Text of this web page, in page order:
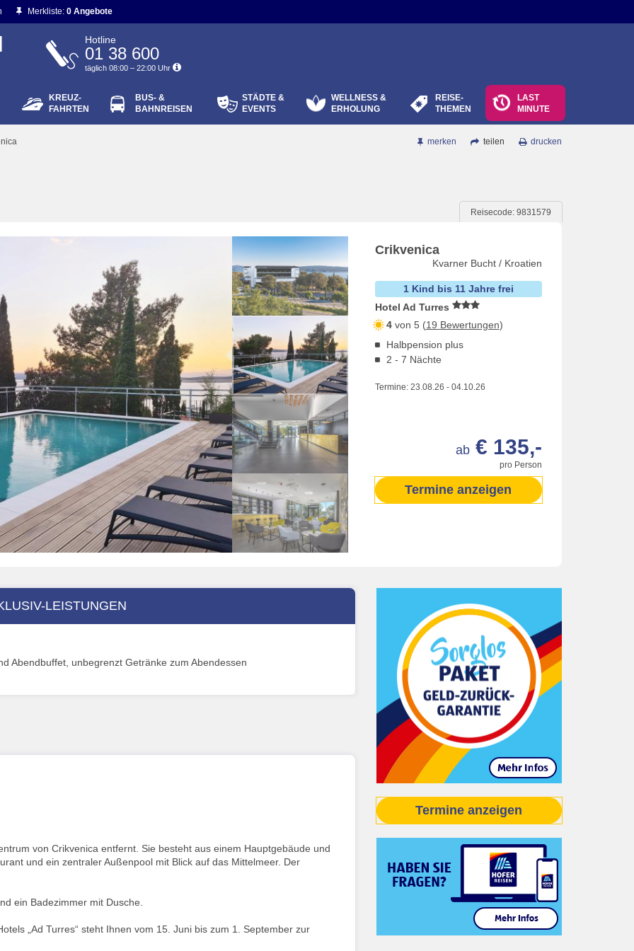
vergessen?
Merkliste: 0 Angebote
Hotline
01 38 600
täglich 08:00 – 22:00 Uhr
KREUZ-
FAHRTEN
BUS- &
BAHNREISEN
STÄDTE &
EVENTS
WELLNESS &
ERHOLUNG
REISE-
THEMEN
LAST
MINUTE
drucken
teilen
merken
Reisecode: 9831579
Crikvenica
Kvarner Bucht / Kroatien
1 Kind bis 11 Jahre frei
Hotel Ad Turres
4von 5 (19 Bewertungen)
Halbpension plus
2 - 7 Nächte
Termine: 23.08.26 - 04.10.26
pro Person
ab € 135,-
Termine anzeigen
Termine anzeigen
LEISTUNGEN
Abendbuffet, unbegrenzt Getränke zum Abendessen
von Crikvenica entfernt. Sie besteht aus einem Hauptgebäude und
und ein zentraler Außenpool mit Blick auf das Mittelmeer. Der
ein Badezimmer mit Dusche.
„Ad Turres“ steht Ihnen vom 15. Juni bis zum 1. September zur